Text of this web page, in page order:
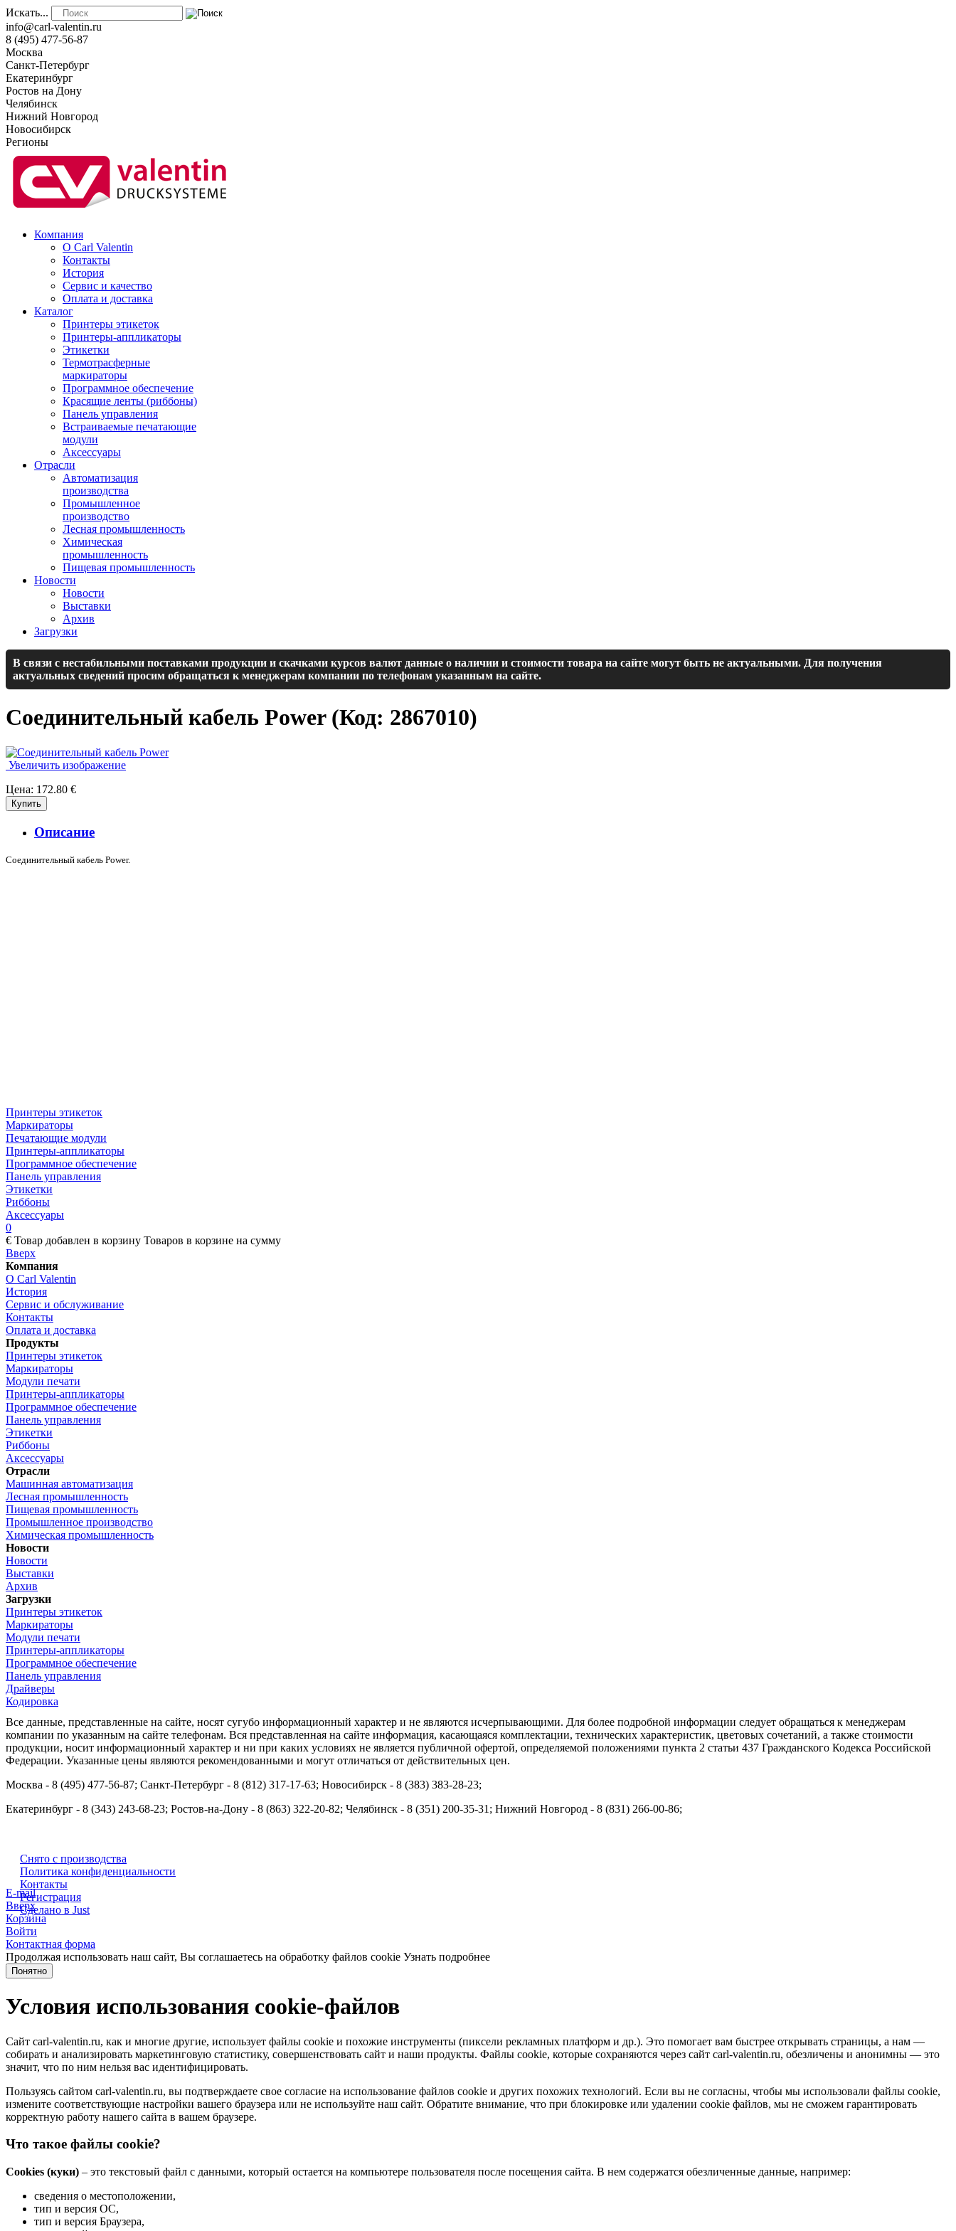
Искать...
info@carl-valentin.ru
8 (495) 477-56-87
Москва
Санкт-Петербург
Екатеринбург
Ростов на Дону
Челябинск
Нижний Новгород
Новосибирск
Регионы
Компания
О Carl Valentin
Контакты
История
Сервис и качество
Оплата и доставка
Каталог
Принтеры этикеток
Принтеры-аппликаторы
Этикетки
Термотрасферные
маркираторы
Программное обеспечение
Красящие ленты (риббоны)
Панель управления
Встраиваемые печатающие
модули
Аксессуары
Отрасли
Автоматизация
производства
Промышленное
производство
Лесная промышленность
Химическая
промышленность
Пищевая промышленность
Новости
Новости
Выставки
Архив
Загрузки
В связи с нестабильными поставками продукции и скачками курсов валют данные о наличии и стоимости товара на сайте могут быть не актуальными. Для получения
актуальных сведений просим обращаться к менеджерам компании по телефонам указанным на сайте.
Соединительный кабель Power (Код: 2867010)
Увеличить изображение
Цена: 172.80 €
Описание
Соединительный кабель Power.
Принтеры этикеток
Маркираторы
Печатающие модули
Принтеры-аппликаторы
Программное обеспечение
Панель управления
Этикетки
Риббоны
Аксессуары
0
€ Товар добавлен в корзину Товаров в корзине на сумму
Вверх
Компания
О Carl Valentin
История
Сервис и обслуживание
Контакты
Оплата и доставка
Продукты
Принтеры этикеток
Маркираторы
Модули печати
Принтеры-аппликаторы
Программное обеспечение
Панель управления
Этикетки
Риббоны
Аксессуары
Отрасли
Машинная автоматизация
Лесная промышленность
Пищевая промышленность
Промышленное производство
Химическая промышленность
Новости
Новости
Выставки
Архив
Загрузки
Принтеры этикеток
Маркираторы
Модули печати
Принтеры-аппликаторы
Программное обеспечение
Панель управления
Драйверы
Кодировка
Все данные, представленные на сайте, носят сугубо информационный характер и не являются исчерпывающими. Для более подробной информации следует обращаться к менеджерам
компании по указанным на сайте телефонам. Вся представленная на сайте информация, касающаяся комплектации, технических характеристик, цветовых сочетаний, а также стоимости
продукции, носит информационный характер и ни при каких условиях не является публичной офертой, определяемой положениями пункта 2 статьи 437 Гражданского Кодекса Российской
Федерации. Указанные цены являются рекомендованными и могут отличаться от действительных цен.
Москва - 8 (495) 477-56-87; Санкт-Петербург - 8 (812) 317-17-63; Новосибирск - 8 (383) 383-28-23;
Екатеринбург - 8 (343) 243-68-23; Ростов-на-Дону - 8 (863) 322-20-82; Челябинск - 8 (351) 200-35-31; Нижний Новгород - 8 (831) 266-00-86;
Снято с производства
Политика конфиденциальности
Контакты
Регистрация
Сделано в Just
E-mail
Вверх
Корзина
Войти
Контактная форма
Продолжая использовать наш сайт, Вы соглашаетесь на обработку файлов cookie Узнать подробнее
Понятно
Условия использования cookie-файлов
Сайт carl-valentin.ru, как и многие другие, использует файлы cookie и похожие инструменты (пиксели рекламных платформ и др.). Это помогает вам быстрее открывать страницы, а нам —
собирать и анализировать маркетинговую статистику, совершенствовать сайт и наши продукты. Файлы сookie, которые сохраняются через сайт carl-valentin.ru, обезличены и анонимны — это
значит, что по ним нельзя вас идентифицировать.
Пользуясь сайтом carl-valentin.ru, вы подтверждаете свое согласие на использование файлов cookie и других похожих технологий. Если вы не согласны, чтобы мы использовали файлы cookie,
измените соответствующие настройки вашего браузера или не используйте наш сайт. Обратите внимание, что при блокировке или удалении cookie файлов, мы не сможем гарантировать
корректную работу нашего сайта в вашем браузере.
Что такое файлы cookie?
Cookies (куки) – это текстовый файл с данными, который остается на компьютере пользователя после посещения сайта. В нем содержатся обезличенные данные, например:
сведения о местоположении,
тип и версия ОС,
тип и версия Браузера,